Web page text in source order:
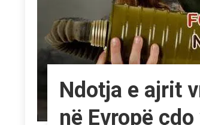
Ndotja e ajrit
në Evropë